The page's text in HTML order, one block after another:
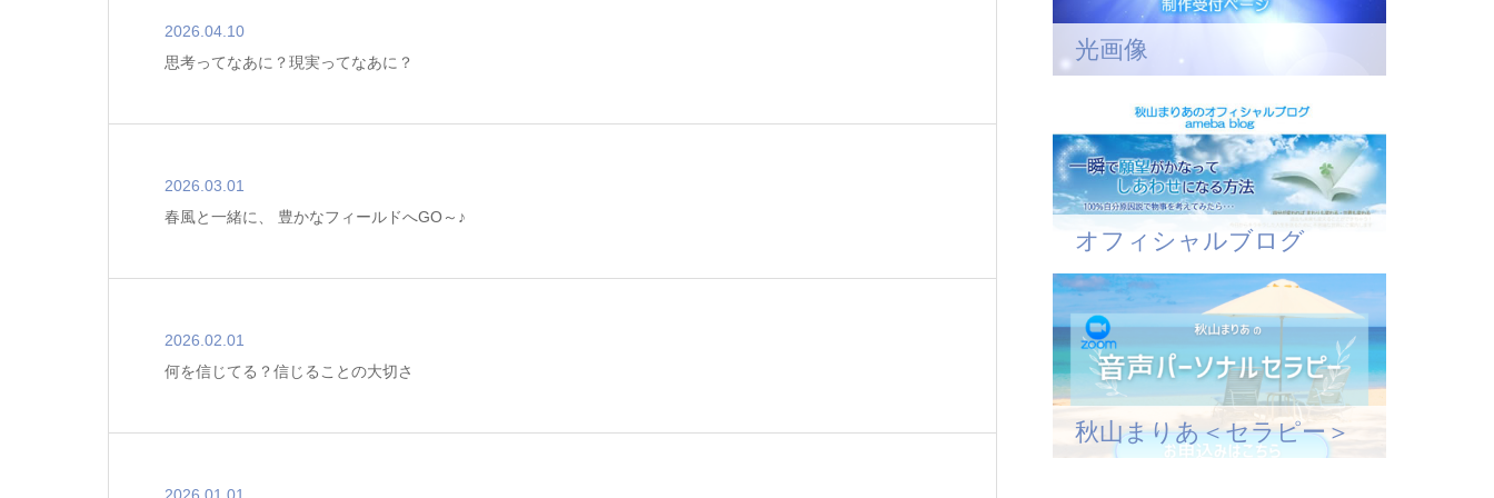
2026.04.10
思考ってなあに？現実ってなあに？
2026.03.01
春風と一緒に、 豊かなフィールドへGO～♪
2026.02.01
何を信じてる？信じることの大切さ
光画像
オフィシャルブログ
秋山まりあ＜セラピー＞